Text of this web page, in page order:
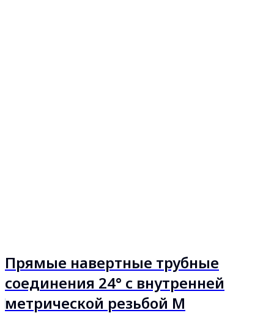
Прямые навертные трубные
соединения 24° с внутренней
метрической резьбой M